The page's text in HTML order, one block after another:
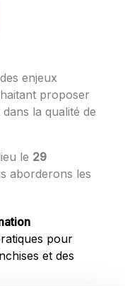
enjeux
proposer
la qualité de
le 29
aborderons les
pour
et des